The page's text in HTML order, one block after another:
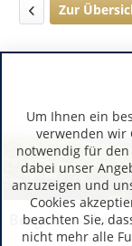
Zur
Brogsitter
Um Ihnen ein
verwenden wir
notwendig für
dabei unser
anzuzeigen und
Cookies
beachten Sie,
nicht mehr alle